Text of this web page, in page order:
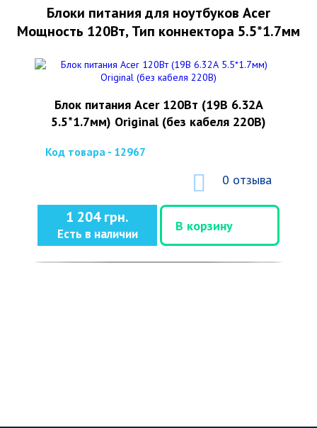
Блоки питания для ноутбуков Acer
Мощность 120Вт, Тип коннектора 5.5*1.7мм
Блок питания Acer 120Вт (19В 6.32А
5.5*1.7мм) Original (без кабеля 220В)
Код товара - 12967
0 отзыва
1 204 грн.
Есть в наличии
В корзину